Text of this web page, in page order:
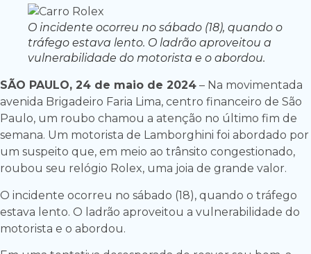
O incidente ocorreu no sábado (18), quando o
tráfego estava lento. O ladrão aproveitou a
vulnerabilidade do motorista e o abordou.
SÃO PAULO, 24 de maio de 2024 – Na movimentada
avenida Brigadeiro Faria Lima, centro financeiro de São
Paulo, um roubo chamou a atenção no último fim de
semana. Um motorista de Lamborghini foi abordado por
um suspeito que, em meio ao trânsito congestionado,
roubou seu relógio Rolex, uma joia de grande valor.
O incidente ocorreu no sábado (18), quando o tráfego
estava lento. O ladrão aproveitou a vulnerabilidade do
motorista e o abordou.